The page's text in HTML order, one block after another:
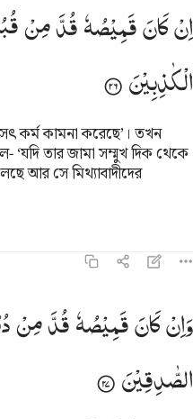
اِنْكَانَقَمِیْصُهٗقُدَّمِنْ
الْكٰذِبِیْنَ
কর্ম কামনা করেছে’। তখন
‘যদি তার জামা সম্মুখ দিক থেকে
আর সে মিথ্যাবাদীদের
وان كان قميصه قد من دبر فكذبت
وَإِن كَانَ قَمِيصُهُۥ قُدَّ مِن دُبُرٍۢ
وَاِنْكَانَقَمِیْصُهٗقُدَّمِنْ
الصّٰدِقِیْنَ